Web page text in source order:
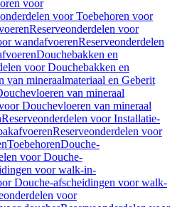
voor
voor Toebehoren voor
Reserveonderdelen voor
wandafvoerenReserveonderdelen
Douchebakken en
voor Douchebakken en
van mineraalmateriaal en Geberit
van mineraal
Douchevloeren van mineraal
Reserveonderdelen voor Installatie-
Reserveonderdelen voor
ToebehorenDouche-
voor Douche-
voor walk-in-
Douche-afscheidingen voor walk-
voor